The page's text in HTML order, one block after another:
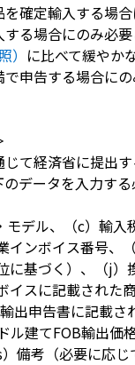
確定輸入する場
る場合にのみ必
） に比べて緩やか
申告する場合に
て経済省に提出
データを入力す
モデル、（c）輸
インボイス番号
に基づく）、（j
スに記載された
出申告書に記載
ル建てFOB輸出価
備考（必要に応じ